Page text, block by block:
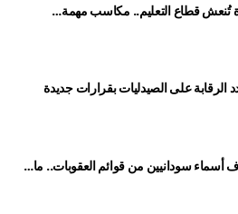
تُنعش قطاع التعليم.. مكاسب مهمة…
الرقابة على الصيدليات بقرارات جديدة
سودانيين من قوائم العقوبات.. ما…